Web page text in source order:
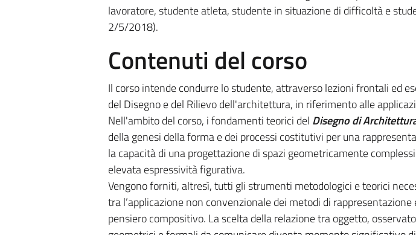
lavoratore, studente atleta, studente in situazione di difficoltà e
2/5/2018).
Contenuti del corso
Il corso intende condurre lo studente, attraverso lezioni frontali ed
del Disegno e del Rilievo dell'architettura, in riferimento alle
Nell'ambito del corso, i fondamenti teorici del Disegno di
della genesi della forma e dei processi costitutivi per una
la capacità di una progettazione di spazi geometricamente
elevata espressività figurativa.
Vengono forniti, altresì, tutti gli strumenti metodologici e teorici
tra l’applicazione non convenzionale dei metodi di rappresentazione
pensiero compositivo. La scelta della relazione tra oggetto,